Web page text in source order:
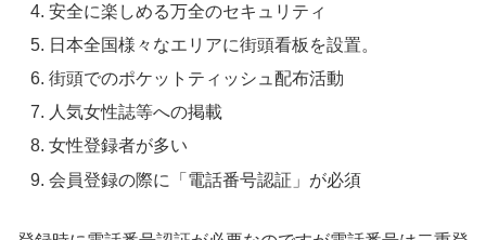
安全に楽しめる万全のセキュリティ
日本全国様々なエリアに街頭看板を設置。
街頭でのポケットティッシュ配布活動
人気女性誌等への掲載
女性登録者が多い
会員登録の際に「電話番号認証」が必須